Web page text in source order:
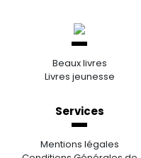
Beaux livres
Livres jeunesse
Services
Mentions légales